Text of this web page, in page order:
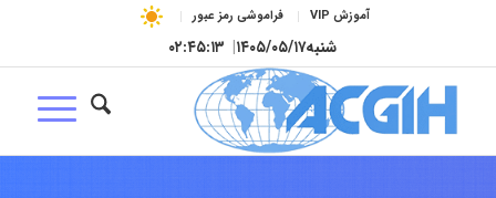
آموزش VIP فراموشی رمز عبور
شنبه۱۴۰۵/۰۵/۱۷| ۰۲:۴۵:۱۴